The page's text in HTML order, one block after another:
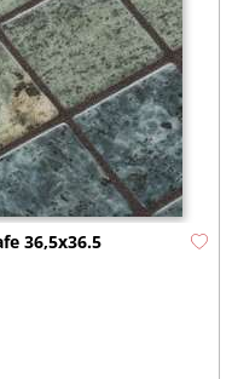
36,5x36.5